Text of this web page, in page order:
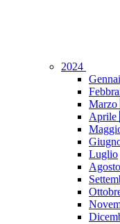
2024
Marzo
Aprile
Luglio
Agosto